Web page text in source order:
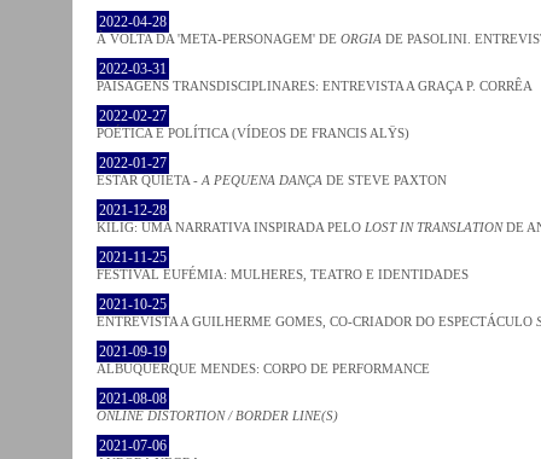
2022-04-28
À VOLTA DA 'META-PERSONAGEM' DE ORGIA DE PASOLINI.
2022-03-31
PAISAGENS TRANSDISCIPLINARES: ENTREVISTA A GRAÇA P. CORRÊA
2022-02-27
POÉTICA E POLÍTICA (VÍDEOS DE FRANCIS ALŸS)
2022-01-27
ESTAR QUIETA - A PEQUENA DANÇA DE STEVE PAXTON
2021-12-28
KILIG: UMA NARRATIVA INSPIRADA PELO LOST IN TRANSLATIONDE
2021-11-25
FESTIVAL EUFÉMIA: MULHERES, TEATRO E IDENTIDADES
2021-10-25
ENTREVISTA A GUILHERME GOMES, CO-CRIADOR DO ESPECTÁCULO
2021-09-19
ALBUQUERQUE MENDES: CORPO DE PERFORMANCE
2021-08-08
ONLINE DISTORTION / BORDER LINE(S)
2021-07-06